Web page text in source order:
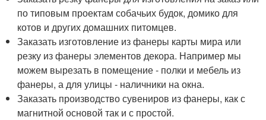
по типовым проектам собачьих будок, домико для
котов и других домашних питомцев.
Заказать изготовление из фанеры карты мира или
резку из фанеры элементов декора. Например мы
можем вырезать в помещение - полки и мебель из
фанеры, а для улицы - наличники на окна.
Заказать производство сувениров из фанеры, как с
магнитной основой так и с простой.